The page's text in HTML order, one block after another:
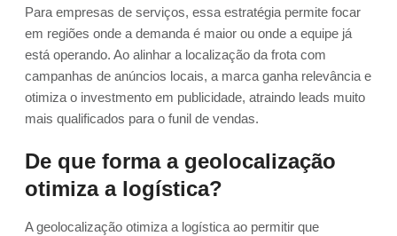
Para empresas de serviços, essa estratégia permite focar
em regiões onde a demanda é maior ou onde a equipe já
está operando. Ao alinhar a localização da frota com
campanhas de anúncios locais, a marca ganha relevância e
otimiza o investmento em publicidade, atraindo leads muito
mais qualificados para o funil de vendas.
De que forma a geolocalização
otimiza a logística?
A geolocalização otimiza a logística ao permitir que